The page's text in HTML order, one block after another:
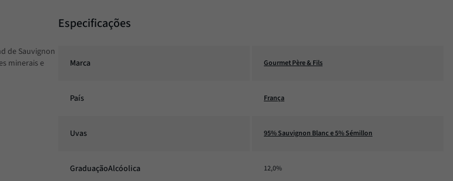
de Sauvignon
minerais e
Especificações
Marca Gourmet Père & Fils
País França
Uvas 95% Sauvignon Blanc e 5% Sémillon
GraduaçãoAlcóolica 12,0%